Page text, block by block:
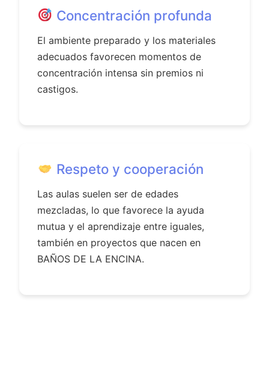
Concentración profunda
El ambiente preparado y los materiales
adecuados favorecen momentos de
concentración intensa sin premios ni
castigos.
Respeto y cooperación
Las aulas suelen ser de edades
mezcladas, lo que favorece la ayuda
mutua y el aprendizaje entre iguales,
también en proyectos que nacen en
BAÑOS DE LA ENCINA.